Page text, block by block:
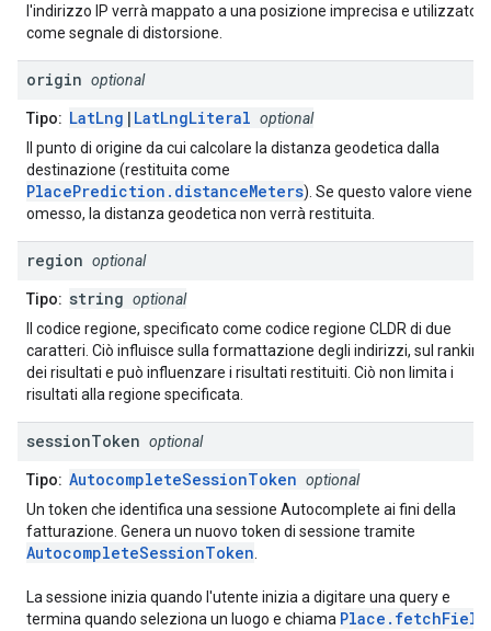
l'indirizzo IP verrà mappato a una posizione imprecisa e utilizzato
come segnale di distorsione.
origin optional
Tipo: LatLng | LatLngLiteral optional
Il punto di origine da cui calcolare la distanza geodetica dalla
destinazione (restituita come
PlacePrediction.distanceMeters). Se questo valore viene
omesso, la distanza geodetica non verrà restituita.
region optional
Tipo: string optional
Il codice regione, specificato come codice regione CLDR di due
caratteri. Ciò influisce sulla formattazione degli indirizzi, sul ranking
dei risultati e può influenzare i risultati restituiti. Ciò non limita i
risultati alla regione specificata.
sessionToken optional
Tipo: AutocompleteSessionToken optional
Un token che identifica una sessione Autocomplete ai fini della
fatturazione. Genera un nuovo token di sessione tramite
AutocompleteSessionToken.
La sessione inizia quando l'utente inizia a digitare una query e
termina quando seleziona un luogo e chiama